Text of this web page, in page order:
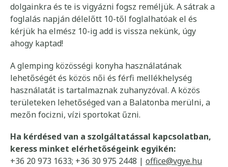
dolgainkra és te is vigyázni fogsz reméljük. A sátrak a
foglalás napján délelőtt 10-től foglalhatóak el és
kérjük ha elmész 10-ig add is vissza nekünk, úgy
ahogy kaptad!
A glemping közösségi konyha használatának
lehetőségét és közös női és férfi mellékhelység
használatát is tartalmaznak zuhanyzóval. A közös
területeken lehetőséged van a Balatonba merülni, a
mezőn focizni, vízi sportokat űzni.
Ha kérdésed van a szolgáltatással kapcsolatban,
keress minket elérhetőségeink egyikén:
+36 20 973 1633; +36 30 975 2448 | office@vgye.hu